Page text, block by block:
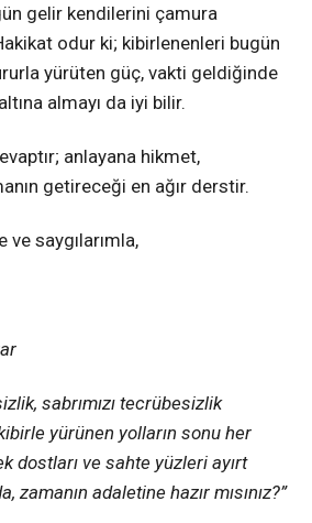
gelir kendilerini çamura
odur ki; kibirlenenleri bugün
yürüten güç, vakti geldiğinde
almayı da iyi bilir.
anlayana hikmet,
getireceği en ağır derstir.
saygılarımla,
sabrımızı tecrübesizlik
yürünen yolların sonu her
dostları ve sahte yüzleri ayırt
adaletine hazır mısınız?”